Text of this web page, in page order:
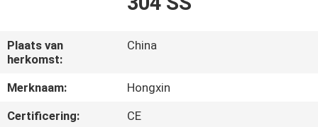
SHOW
OVER
ONS
Plaats van
herkomst:
China
Merknaam:
Hongxin
Certificering:
CE